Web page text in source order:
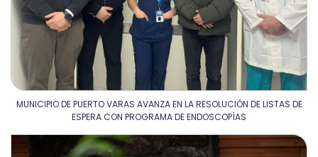
MUNICIPIO DE PUERTO VARAS AVANZA EN LA RESOLUCIÓN DE LISTAS DE
ESPERA CON PROGRAMA DE ENDOSCOPÍAS